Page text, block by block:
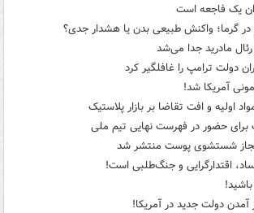
یک فاجعه است
گرما؛ واکنش طبیعی بدن یا هشدار جدی؟
رئال مادرید جدا می‌شد
دولت ترامپ را غافلگیر کرد
آمریکا شد!
اولیه و افت تقاضا بر بازار پلاستیک
شستشوی پوست منتشر شد
اقتدارگرایی و جنگ‌طلبی است!
آمدن دولت جدید در آمریکا!